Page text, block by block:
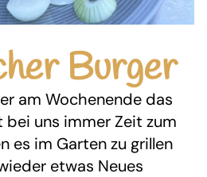
Burger
am Wochenende das
uns immer Zeit zum
es im Garten zu grillen
etwas Neues